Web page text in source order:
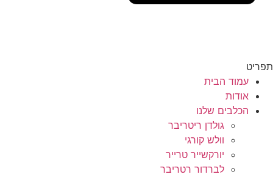
תפריט
עמוד הבית
אודות
הכלבים שלנו
גולדן ריטריבר
וולש קורגי
יורקשייר טרייר
לברדור רטריבר